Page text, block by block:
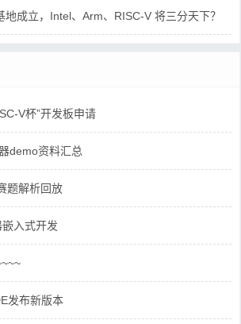
地成立，Intel、Arm、RISC-V 将三分天下？
V杯”开发板申请
demo资料汇总
题解析回放
入式开发
发布新版本